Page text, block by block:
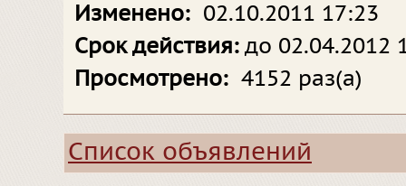
Изменено: 02.10.2011 17:23
Срок действия: до 02.04.2012
Просмотрено: 4152 раз(а)
Список объявлений